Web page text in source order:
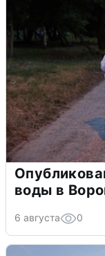
воды в
6 августа 0